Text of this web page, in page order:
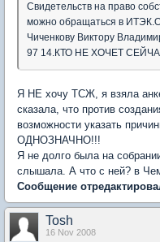
Свидетельств на право
можно обращаться в
Чиченкову Виктору
97 14.КТО НЕ ХОЧЕТ
Я НЕ хочу ТСЖ, я взяла
сказала, что против
возможности указать
ОДНОЗНАЧНО!!!
Я не долго была на
слышала. А что с ней? в
Сообщение
Tosh
16 Nov 2008